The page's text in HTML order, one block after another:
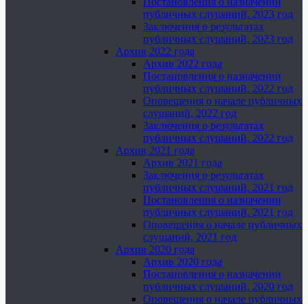
публичных слушаний, 2023 год
Заключения о результатах
публичных слушаний, 2023 год
Архив 2022 года
Архив 2022 года
Постановления о назначении
публичных слушаний, 2022 год
Оповещения о начале публичных
слушаний, 2022 год
Заключения о результатах
публичных слушаний, 2022 год
Архив 2021 года
Архив 2021 года
Заключения о результатах
публичных слушаний, 2021 год
Постановления о назначении
публичных слушаний, 2021 год
Оповещения о начале публичных
слушаний, 2021 год
Архив 2020 года
Архив 2020 года
Постановления о назначении
публичных слушаний, 2020 год
Оповещения о начале публичных